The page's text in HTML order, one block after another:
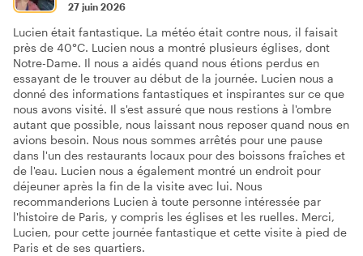
27 juin 2026
Lucien était fantastique. La météo était contre nous, il faisait
près de 40°C. Lucien nous a montré plusieurs églises, dont
Notre-Dame. Il nous a aidés quand nous étions perdus en
essayant de le trouver au début de la journée. Lucien nous a
donné des informations fantastiques et inspirantes sur ce que
nous avons visité. Il s'est assuré que nous restions à l'ombre
autant que possible, nous laissant nous reposer quand nous en
avions besoin. Nous nous sommes arrêtés pour une pause
dans l'un des restaurants locaux pour des boissons fraîches et
de l'eau. Lucien nous a également montré un endroit pour
déjeuner après la fin de la visite avec lui. Nous
recommanderions Lucien à toute personne intéressée par
l'histoire de Paris, y compris les églises et les ruelles. Merci,
Lucien, pour cette journée fantastique et cette visite à pied de
Paris et de ses quartiers.